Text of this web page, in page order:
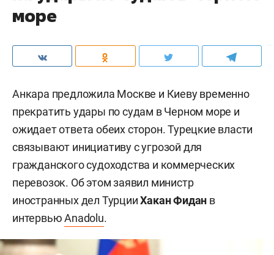
море
Анкара предложила Москве и Киеву временно
прекратить удары по судам в Черном море и
ожидает ответа обеих сторон. Турецкие власти
связывают инициативу с угрозой для
гражданского судоходства и коммерческих
перевозок. Об этом заявил министр
иностранных дел ТурцииХакан Фидан в
интервьюAnadolu.